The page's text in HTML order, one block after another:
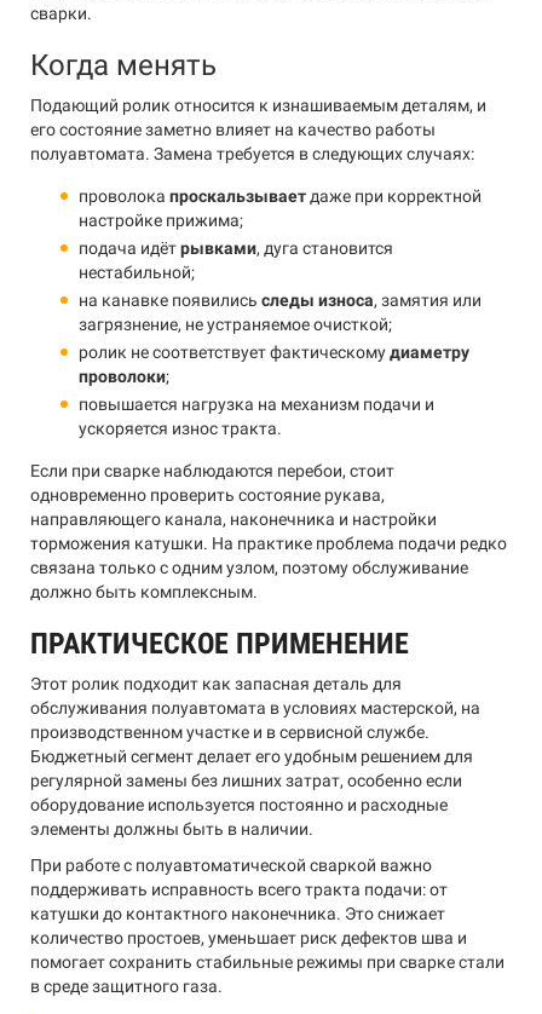
сварки.
Когда менять
Подающий ролик относится к изнашиваемым деталям, и
его состояние заметно влияет на качество работы
полуавтомата. Замена требуется в следующих случаях:
проволока проскальзывает даже при корректной
настройке прижима;
подача идётрывками, дуга становится
нестабильной;
на канавке появились следы износа, замятия или
загрязнение, не устраняемое очисткой;
ролик не соответствует фактическомудиаметру
проволоки;
повышается нагрузка на механизм подачи и
ускоряется износ тракта.
Если при сварке наблюдаются перебои, стоит
одновременно проверить состояние рукава,
направляющего канала, наконечника и настройки
торможения катушки. На практике проблема подачи редко
связана только с одним узлом, поэтому обслуживание
должно быть комплексным.
ПРАКТИЧЕСКОЕ ПРИМЕНЕНИЕ
Этот ролик подходит как запасная деталь для
обслуживания полуавтомата в условиях мастерской, на
производственном участке и в сервисной службе.
Бюджетный сегмент делает его удобным решением для
регулярной замены без лишних затрат, особенно если
оборудование используется постоянно и расходные
элементы должны быть в наличии.
При работе с полуавтоматической сваркой важно
поддерживать исправность всего тракта подачи: от
катушки до контактного наконечника. Это снижает
количество простоев, уменьшает риск дефектов шва и
помогает сохранить стабильные режимы при сварке стали
в среде защитного газа.